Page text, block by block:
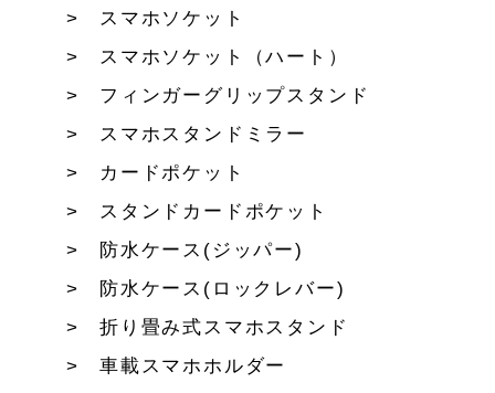
スマホソケット
スマホソケット（ハート）
フィンガーグリップスタンド
スマホスタンドミラー
カードポケット
スタンドカードポケット
防水ケース(ジッパー)
防水ケース(ロックレバー)
折り畳み式スマホスタンド
車載スマホホルダー